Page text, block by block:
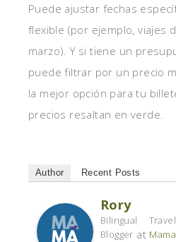
Puede ajustar fechas
flexible (por ejemplo, viajes
marzo). Y si tiene un
puede filtrar por un precio
la mejor opción para tu
precios resaltan en verde.
Author Recent Posts
Rory
Bilingual
Blogger at